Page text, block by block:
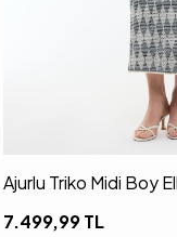
Ajurlu Triko Midi Boy
7.499,99TL